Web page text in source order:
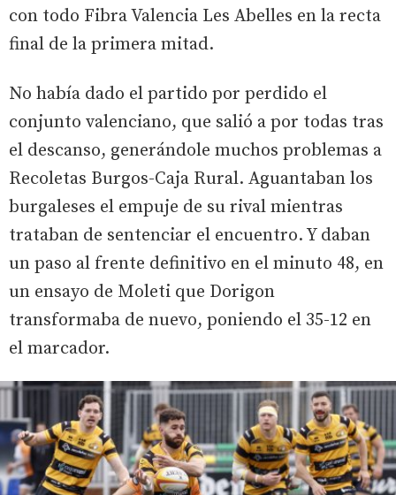
con todo Fibra Valencia Les Abelles en la recta
final de la primera mitad.
No había dado el partido por perdido el
conjunto valenciano, que salió a por todas tras
el descanso, generándole muchos problemas a
Recoletas Burgos-Caja Rural. Aguantaban los
burgaleses el empuje de su rival mientras
trataban de sentenciar el encuentro. Y daban
un paso al frente definitivo en el minuto 48, en
un ensayo de Moleti que Dorigon
transformaba de nuevo, poniendo el 35-12 en
el marcador.